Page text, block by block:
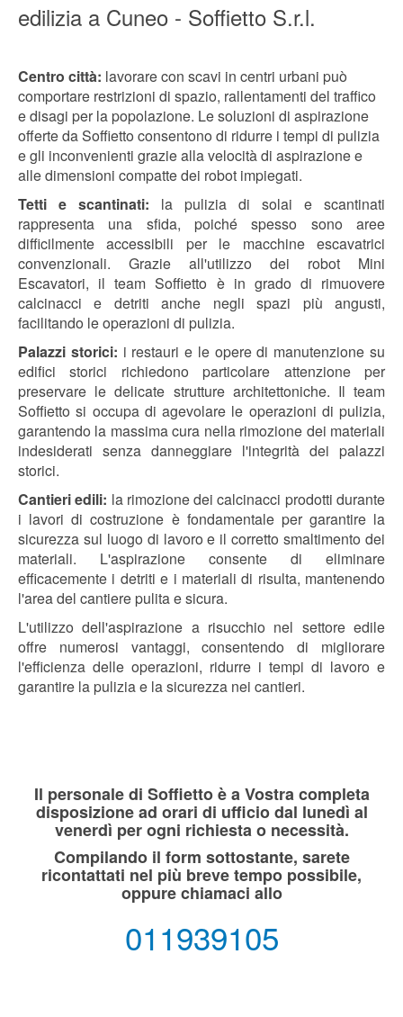
edilizia a Cuneo - Soffietto S.r.l.
Centro città: lavorare con scavi in ​​centri urbani può
comportare restrizioni di spazio, rallentamenti del traffico
e disagi per la popolazione. Le soluzioni di aspirazione
offerte da Soffietto consentono di ridurre i tempi di pulizia
e gli inconvenienti grazie alla velocità di aspirazione e
alle dimensioni compatte dei robot impiegati.
Tetti e scantinati: la pulizia di solai e scantinati
rappresenta una sfida, poiché spesso sono aree
difficilmente accessibili per le macchine escavatrici
convenzionali. Grazie all'utilizzo dei robot Mini
Escavatori, il team Soffietto è in grado di rimuovere
calcinacci e detriti anche negli spazi più angusti,
facilitando le operazioni di pulizia.
Palazzi storici: i restauri e le opere di manutenzione su
edifici storici richiedono particolare attenzione per
preservare le delicate strutture architettoniche. Il team
Soffietto si occupa di agevolare le operazioni di pulizia,
garantendo la massima cura nella rimozione dei materiali
indesiderati senza danneggiare l'integrità dei palazzi
storici.
Cantieri edili: la rimozione dei calcinacci prodotti durante
i lavori di costruzione è fondamentale per garantire la
sicurezza sul luogo di lavoro e il corretto smaltimento dei
materiali. L'aspirazione consente di eliminare
efficacemente i detriti e i materiali di risulta, mantenendo
l'area del cantiere pulita e sicura.
L'utilizzo dell'aspirazione a risucchio nel settore edile
offre numerosi vantaggi, consentendo di migliorare
l'efficienza delle operazioni, ridurre i tempi di lavoro e
garantire la pulizia e la sicurezza nei cantieri.
Il personale di Soffietto è a Vostra completa
disposizione ad orari di ufficio dal lunedì al
venerdì per ogni richiesta o necessità.
Compilando il form sottostante, sarete
ricontattati nel più breve tempo possibile,
oppure chiamaci allo
011939105